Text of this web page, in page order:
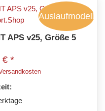
Auslaufmodell
APS v25, Größe 5
€ *